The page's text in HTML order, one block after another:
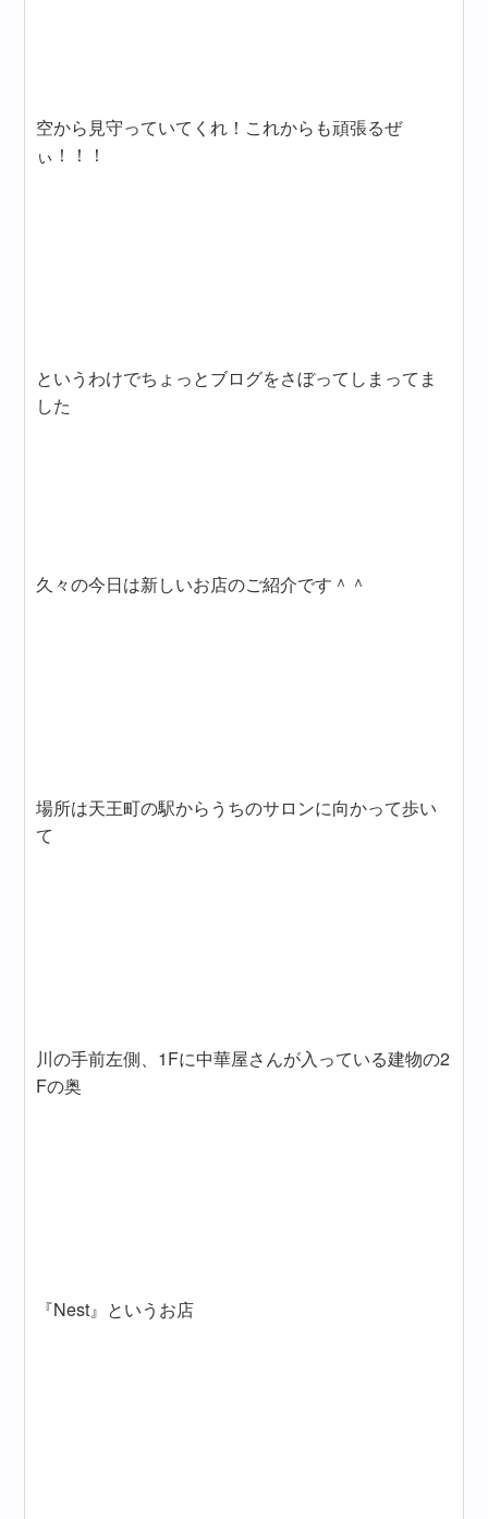
空から見守っていてくれ！これからも頑張るぜ
ぃ！！！
というわけでちょっとブログをさぼってしまってま
した
久々の今日は新しいお店のご紹介です＾＾
場所は天王町の駅からうちのサロンに向かって歩い
て
川の手前左側、1Fに中華屋さんが入っている建物の2
Fの奥
『Nest』というお店